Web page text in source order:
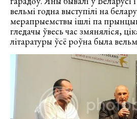
вельмі годна выступілі на
мерапрыемствы ішлі па
гледачы ўвесь час змяняліся,
літаратуры ўсё роўна была